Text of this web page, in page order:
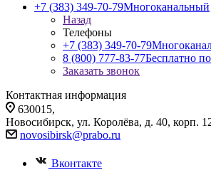
+7 (383) 349-70-79Многоканальный
Назад
Телефоны
+7 (383) 349-70-79
8 (800) 777-83-77Бесплатно
Заказать звонок
Контактная информация
630015,
Новосибирск, ул. Королёва, д. 40, корп.
novosibirsk@prabo.ru
Вконтакте